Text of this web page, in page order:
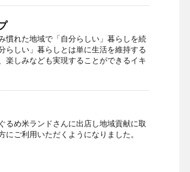
慣れた地域で「自分らしい」暮らしを続
らしい」暮らしとは単に生活を維持する
楽しみなども実現することができるイキ
るめ米ランドさんに出店し地域貢献に取
ご利用いただくようになりました。